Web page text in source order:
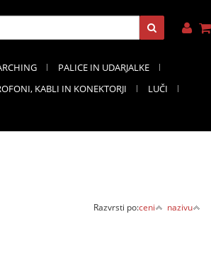
PALICE IN UDARJALKE
KABLI IN KONEKTORJI
LUČI
Razvrsti po:ceni nazivu